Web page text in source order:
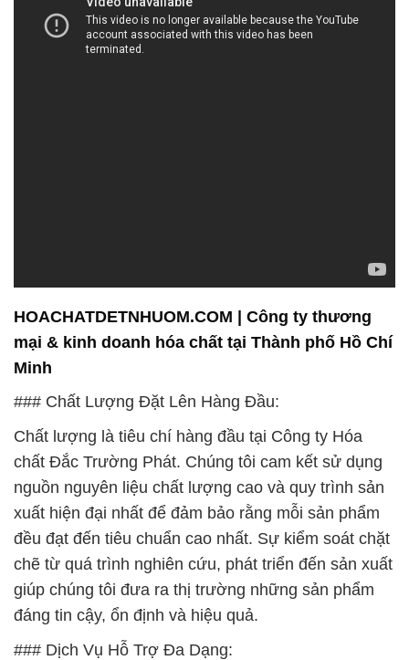
HOACHATDETNHUOM.COM | Công ty thương
mại & kinh doanh hóa chất tại Thành phố Hồ Chí
Minh
### Chất Lượng Đặt Lên Hàng Đầu:
Chất lượng là tiêu chí hàng đầu tại Công ty Hóa
chất Đắc Trường Phát. Chúng tôi cam kết sử dụng
nguồn nguyên liệu chất lượng cao và quy trình sản
xuất hiện đại nhất để đảm bảo rằng mỗi sản phẩm
đều đạt đến tiêu chuẩn cao nhất. Sự kiểm soát chặt
chẽ từ quá trình nghiên cứu, phát triển đến sản xuất
giúp chúng tôi đưa ra thị trường những sản phẩm
đáng tin cậy, ổn định và hiệu quả.
### Dịch Vụ Hỗ Trợ Đa Dạng: